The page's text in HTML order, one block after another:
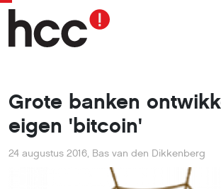
Grote banken
eigen 'bitcoin'
24 augustus 2016, Bas van den Dikkenberg